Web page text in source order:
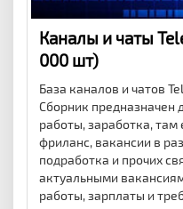
Каналы и чаты
000 шт)
База каналов и чатов
Сборник предназначен
работы, заработка, там
фриланс, вакансии в
подработка и прочих
актуальными
работы, зарплаты и